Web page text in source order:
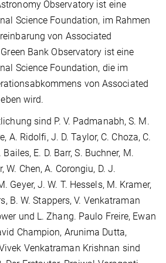
Observatory ist eine
Science Foundation, im Rahmen
von Associated
Bank Observatory ist eine
Science Foundation, die im
von Associated
wird.
sind P. V. Padmanabh, S. M.
A. Ridolfi, J. D. Taylor, C. Choza, C.
E. D. Barr, S. Buchner, M.
W. Chen, A. Corongiu, D. J.
Geyer, J. W. T. Hessels, M. Kramer,
B. W. Stappers, V. Venkatraman
und L. Zhang. Paulo Freire, Ewan
Champion, Arunima Dutta,
Venkatraman Krishnan sind